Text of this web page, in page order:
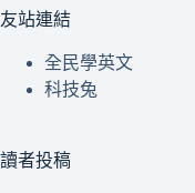
友站連結
全民學英文
科技兔
讀者投稿